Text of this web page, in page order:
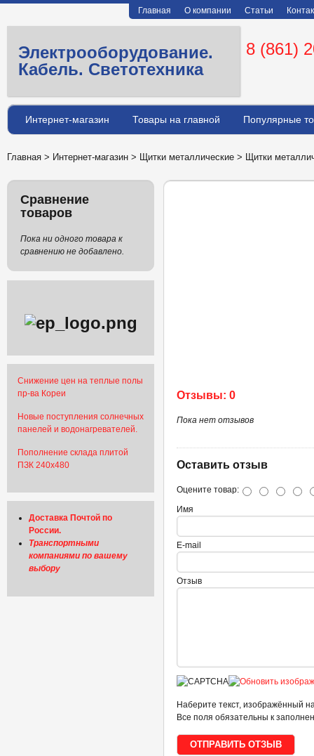
Главная О компании Статьи
Электрооборудование.
Кабель. Светотехника
8 (861)
Интернет-магазин Товары на главной Популярные
Главная > Интернет-магазин > Щитки металлические > Щитки
окном IP55
Отзывы: 0
Пока нет отзывов
Оставить отзыв
Оцените товар:
Имя
E-mail
Отзыв
Наберите текст, изображённый
Все поля обязательны к
Сравнение
товаров
Пока ни одного товара к
сравнению не добавлено.
Снижение цен на теплые полы
пр-ва Кореи
Новые поступления солнечных
панелей и водонагревателей.
Пополнение склада плитой
ПЗК 240х480
Доставка Почтой по
России.
Транспортными
компаниями по вашему
выбору